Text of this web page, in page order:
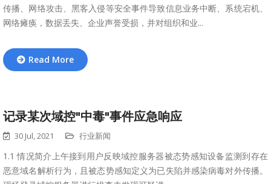
传播、网络攻击、黑客入侵等安全事件导致信息业务中断、系统宕机、
网络瘫痪，数据丢失、企业声誉受损，并对组织和业...
Read More
记录某次域控"中毒"事件应急响应
30 Jul, 2021 行业新闻
1.1 情况简介上午接到用户反映域控服务器被态势感知设备监测到存在
恶意域名解析行为，且被态势感知定义为已失陷并感染病毒对外传播。